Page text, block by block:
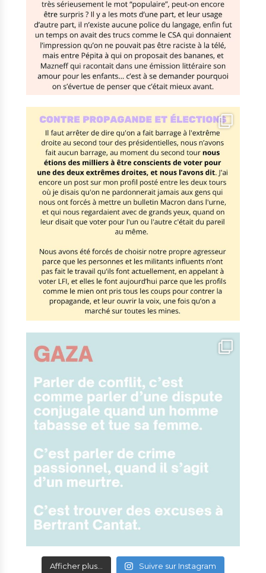
Afficher plus... Suivre sur Instagram